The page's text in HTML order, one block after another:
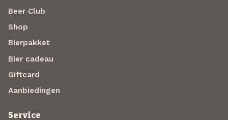
Beer Club
Shop
Bierpakket
Bier cadeau
Giftcard
Aanbiedingen
Service